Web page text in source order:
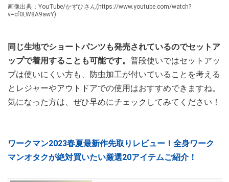
画像出典：YouTube/かずひさん(https://www.youtube.com/watch?
v=cf0LW8A9awY)
同じ生地でショートパンツも発売されているのでセットア
ップで着用することも可能です。 普段使いではセットアッ
プは使いにくい方も、防虫加工が付いていることを考える
とレジャーやアウトドアでの使用はおすすめできますね。
気になった方は、ぜひ早めにチェックしてみてください！
ワークマン2023春夏最新作先取りレビュー！全身ワーク
マンオタクが絶対買いたい厳選20アイテムご紹介！